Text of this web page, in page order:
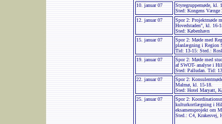
10. januar 07
Styregruppemøde, kl.
Sted: Kongens
12. januar 07
Spor 2: Projektmøde
Hovedstaden", kl. 16-
Sted: København
15. januar 07
Spor 2: Møde med
planlægning i Region
Tid: 13-15: Sted.:
19. januar 07
Spor 2: Møde med
af SWOT- analyse i
Sted: Palludan. Tid:
22. januar 07
Spor 2:
Malmø, kl. 15-18.
Sted: Hotel Maryatt,
25. januar 07
Spor 2:
kulturkortlægning i
eksamensprojekt om
Sted.: C4, Krakesvej,